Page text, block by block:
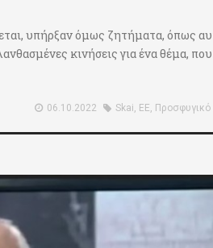
υπήρξαν όμως ζητήματα, όπως
κινήσεις για ένα θέμα, που
06.10.2022 Skai, ΕΕ,